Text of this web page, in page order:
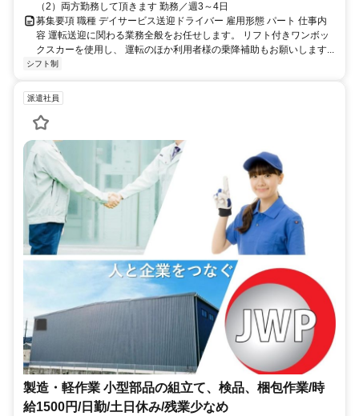
（2）両方勤務して頂きます 勤務／週3～4日
募集要項 職種 デイサービス送迎ドライバー 雇用形態 パート 仕事内
容 運転送迎に関わる業務全般をお任せします。 リフト付きワンボッ
クスカーを使用し、 運転のほか利用者様の乗降補助もお願いします...
シフト制
派遣社員
製造・軽作業 小型部品の組立て、検品、梱包作業/時
給1500円/日勤/土日休み/残業少なめ